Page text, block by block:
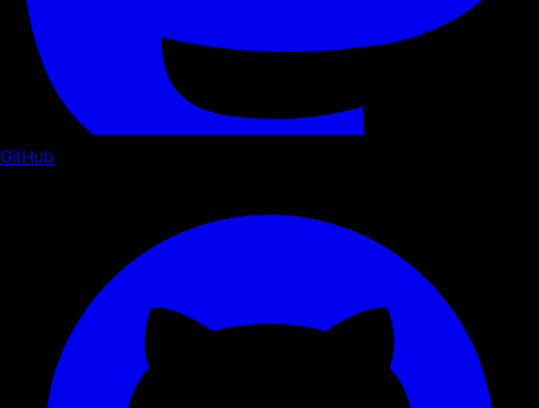
GitHub